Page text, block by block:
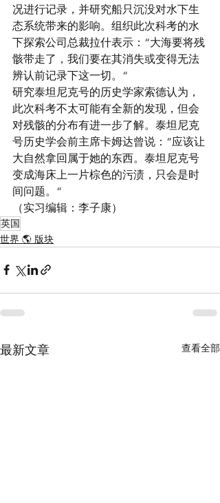
况进行记录，并研究船只沉没对水下生
态系统带来的影响。组织此次科考的水
下探索公司总裁拉什表示：“大海要将残
骸带走了，我们要在其消失或变得无法
辨认前记录下这一切。“
研究泰坦尼克号的历史学家索德认为，
此次科考不太可能有全新的发现，但会
对残骸的分布有进一步了解。泰坦尼克
号历史学会前主席卡姆达曾说：“应该让
大自然拿回属于她的东西。泰坦尼克号
变成海床上一片棕色的污渍，只会是时
间问题。“
（实习编辑：李子康）
英国
世界 🌎 版块
最新文章 查看全部